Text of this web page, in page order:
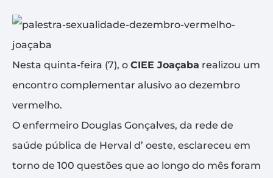
Nesta quinta-feira (7), o CIEE Joaçaba realizou um
encontro complementar alusivo ao dezembro
vermelho.
O enfermeiro Douglas Gonçalves, da rede de
saúde pública de Herval d’ oeste, esclareceu em
torno de 100 questões que ao longo do mês foram